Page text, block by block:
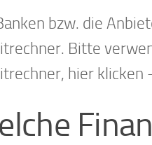
bzw. die
Bitte
hier klicken